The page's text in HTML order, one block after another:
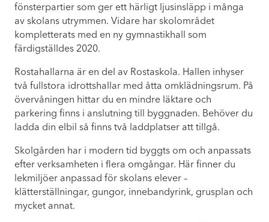
fönsterpartier som ger ett härligt ljusinsläpp i många
av skolans utrymmen. Vidare har skolområdet
kompletterats med en ny gymnastikhall som
färdigställdes 2020.
Rostahallarna är en del av Rostaskola. Hallen inhyser
två fullstora idrottshallar med åtta omklädningsrum. På
övervåningen hittar du en mindre läktare och
parkering finns i anslutning till byggnaden. Behöver du
ladda din elbil så finns två laddplatser att tillgå.
Skolgården har i modern tid byggts om och anpassats
efter verksamheten i flera omgångar. Här finner du
lekmiljöer anpassad för skolans elever –
klätterställningar, gungor, innebandyrink, grusplan och
mycket annat.